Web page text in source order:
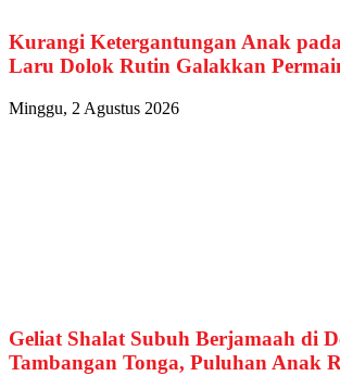
Kurangi Ketergantungan Anak pada
Laru Dolok Rutin Galakkan
Minggu, 2 Agustus 2026
Geliat Shalat Subuh Berjamaah di
Tambangan Tonga, Puluhan Anak